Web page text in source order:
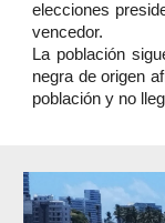
elecciones
vencedor.
La población
negra de origen
población y no